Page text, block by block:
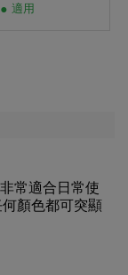
適用
常適合日常使
顏色都可突顯